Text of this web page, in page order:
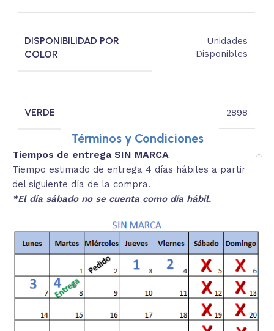
DISPONIBILIDAD POR
COLOR
Unidades
Disponibles
VERDE 2898
Términos y Condiciones
Tiempos de entrega SIN MARCA
Tiempo estimado de entrega 4 días hábiles a partir
del siguiente día de la compra.
*El día sábado no se cuenta como día hábil.